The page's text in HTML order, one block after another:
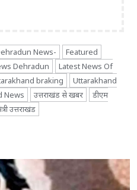
News-
Featured
Dehradun
Latest News Of
braking
Uttarakhand
News उत्तराखंड से खबर
डीएम
उत्तराखंड